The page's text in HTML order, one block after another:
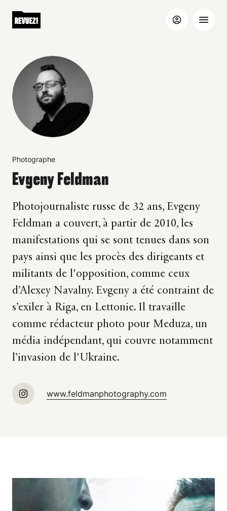
Photographe
Evgeny Feldman
Photojournaliste russe de 32 ans, Evgeny
Feldman a couvert, à partir de 2010, les
manifestations qui se sont tenues dans son
pays ainsi que les procès des dirigeants et
militants de l'opposition, comme ceux
d’Alexey Navalny. Evgeny a été contraint de
s’exiler à Riga, en Lettonie. Il travaille
comme rédacteur photo pour Meduza, un
média indépendant, qui couvre notamment
l’invasion de l'Ukraine.
www.feldmanphotography.com